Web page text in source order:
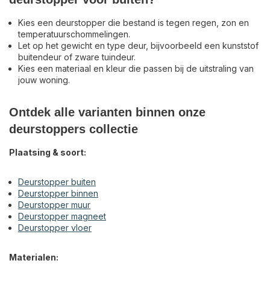
Kies een deurstopper die bestand is tegen regen, zon en
temperatuurschommelingen.
Let op het gewicht en type deur, bijvoorbeeld een kunststof
buitendeur of zware tuindeur.
Kies een materiaal en kleur die passen bij de uitstraling van
jouw woning.
Ontdek alle varianten binnen onze
deurstoppers collectie
Plaatsing & soort:
Deurstopper buiten
Deurstopper binnen
Deurstopper muur
Deurstopper magneet
Deurstopper vloer
Materialen: